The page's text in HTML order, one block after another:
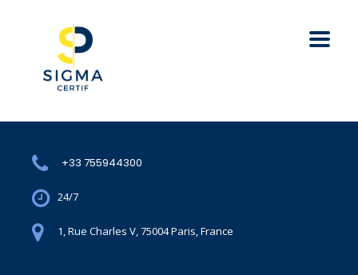
+33 755944300
24/7
1, Rue Charles V, 75004 Paris, France